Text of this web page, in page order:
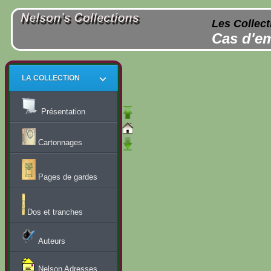
Les
Cas
LA COLLECTION
Présentation
Cartonnages
Pages de gardes
Dos et tranches
Auteurs
Nelson Adresses